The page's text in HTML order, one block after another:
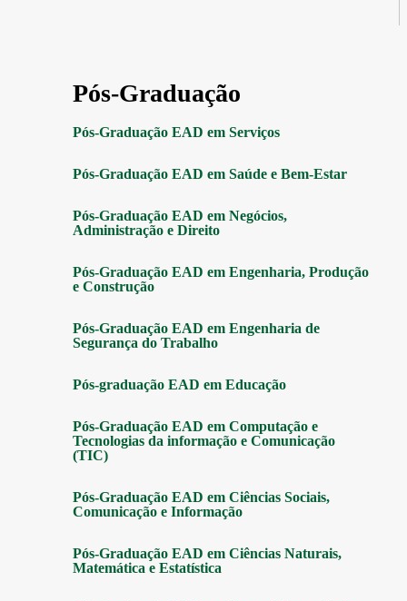
Pós-Graduação
Pós-Graduação EAD em Serviços
Pós-Graduação EAD em Saúde e Bem-Estar
Pós-Graduação EAD em Negócios,
Administração e Direito
Pós-Graduação EAD em Engenharia, Produção
e Construção
Pós-Graduação EAD em Engenharia de
Segurança do Trabalho
Pós-graduação EAD em Educação
Pós-Graduação EAD em Computação e
Tecnologias da informação e Comunicação
(TIC)
Pós-Graduação EAD em Ciências Sociais,
Comunicação e Informação
Pós-Graduação EAD em Ciências Naturais,
Matemática e Estatística